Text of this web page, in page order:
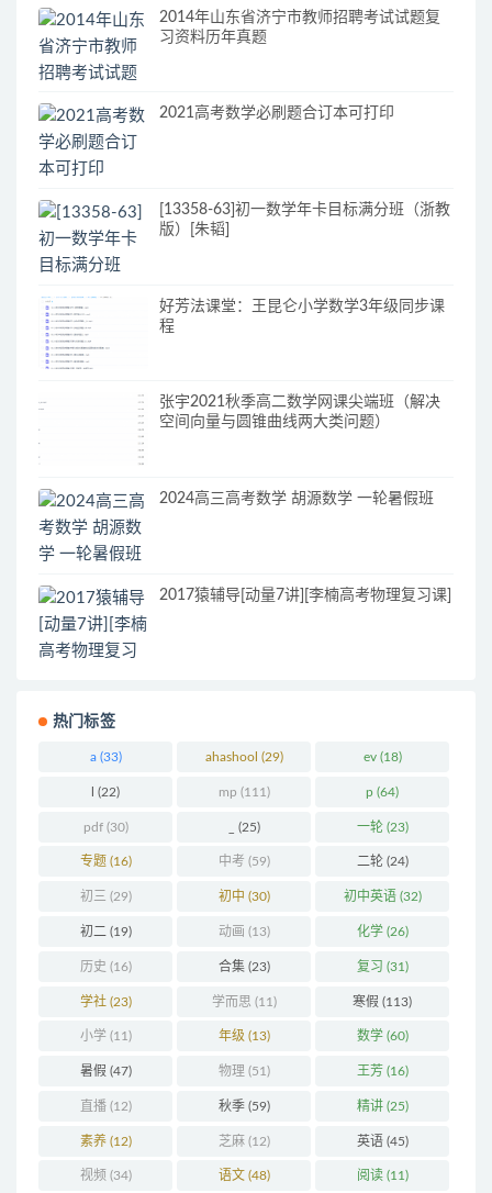
2014年山东省济宁市教师招聘考试试题复
习资料历年真题
2021高考数学必刷题合订本可打印
[13358-63]初一数学年卡目标满分班（浙教
版）[朱韬]
好芳法课堂：王昆仑小学数学3年级同步课
程
张宇2021秋季高二数学网课尖端班（解决
空间向量与圆锥曲线两大类问题）
2024高三高考数学 胡源数学 一轮暑假班
2017猿辅导[动量7讲][李楠高考物理复习课]
热门标签
a(33) ahashool (29) ev(18)
(22) mp (111) p (64)
pdf(30) (25) 一轮(23)
专题(16) 中考 (59) 二轮(24)
初三 (29) 初中 (30) 初中英语(32)
初二 (19) 动画 (13) 化学(26)
历史 (16) 合集(23) 复习 (31)
学社(23) 学而思 (11) 寒假 (113)
小学(11) 年级 (13) 数学(60)
暑假 (47) 物理 (51) 王芳(16)
直播(12) 秋季(59) 精讲(25)
素养(12) 芝麻(12) 英语(45)
视频 (34) 语文 (48) 阅读(11)